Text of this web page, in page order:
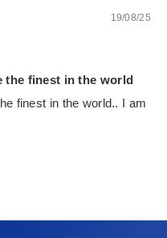
19/08/25
the finest in the world
finest in the world.. I am